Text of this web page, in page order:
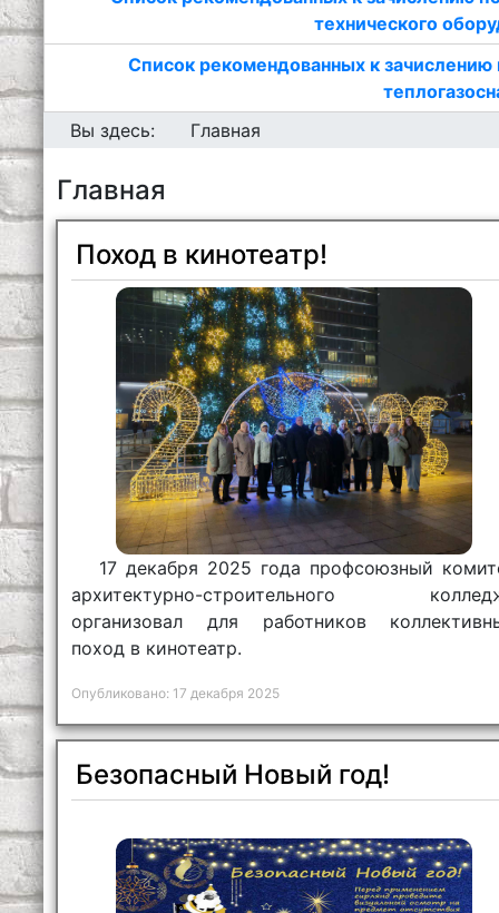
технического
Список рекомендованных к
Вы здесь:
Главная
Главная
Поход в кинотеатр!
17 декабря 2025 года профсоюзный
архитектурно-строительного
организовал для работников
поход в кинотеатр.
Опубликовано: 17 декабря 2025
Безопасный Новый год!